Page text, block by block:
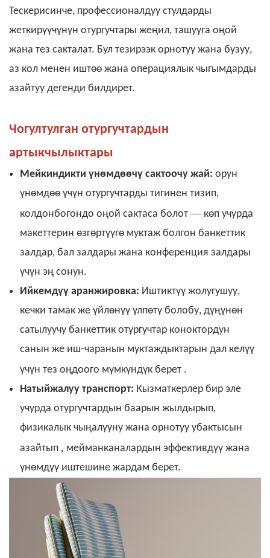
Тескерисинче, профессионалдуу стулдарды
жеткирүүчүнүн отургучтары жеңил, ташууга оңой
жана тез сакталат. Бул тезирээк орнотуу жана бузуу,
аз кол менен иштөө жана операциялык чыгымдарды
азайтуу дегенди билдирет.
Чогултулган отургучтардын
артыкчылыктары
Мейкиндикти үнөмдөөчү сактоочу жай: орун
үнөмдөө үчүн отургучтарды тигинен тизип,
колдонбогондо оңой сактаса болот — көп учурда
макеттерин өзгөртүүгө муктаж болгон банкеттик
залдар, бал залдары жана конференция залдары
үчүн эң сонун.
Ийкемдүү аранжировка: Иштиктүү жолугушуу,
кечки тамак же үйлөнүү үлпөтү болобу, дүңүнөн
сатылуучу банкеттик отургучтар коноктордун
санын же иш-чаранын муктаждыктарын дал келүү
үчүн тез оңдоого мүмкүндүк берет .
Натыйжалуу транспорт: Кызматкерлер бир эле
учурда отургучтардын баарын жылдырып,
физикалык чыңалууну жана орнотуу убактысын
азайтып , мейманканалардын эффективдүү жана
үнөмдүү иштешине жардам берет.